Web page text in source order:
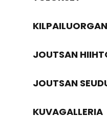
JOUTSAN
JOUTSAN
KUVAGALLERIA